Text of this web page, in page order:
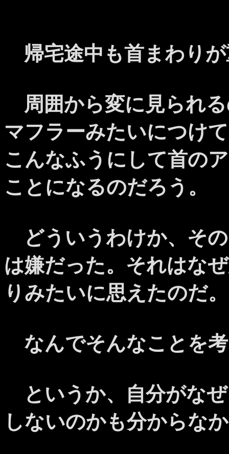
帰宅途中も首まわり
周囲から変に見られ
マフラーみたいにつけ
こんなふうにして首の
ことになるのだろう。
どういうわけか、そ
は嫌だった。それはな
りみたいに思えたのだ。
なんでそんなことを
というか、自分がな
しないのかも分からな